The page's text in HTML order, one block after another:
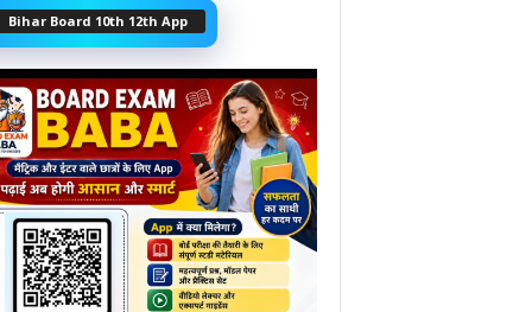
Bihar Board 10th 12th App